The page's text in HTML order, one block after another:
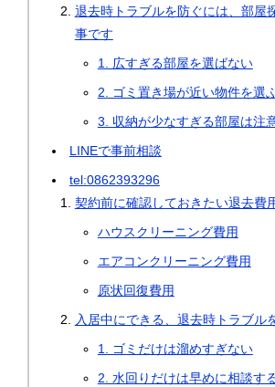
退去時トラブルを防ぐには、部屋
事です
1. 広すぎる部屋を選ばない
2. ゴミ置き場が近い物件を選
3. 収納が少なすぎる部屋は注
LINEで事前相談
tel:0862393296
契約前に確認しておきたい退去費
ハウスクリーニング費用
エアコンクリーニング費用
原状回復費用
入居中にできる、退去時トラブル
1. ゴミだけは溜めすぎない
2. 水回りだけは早めに相談す